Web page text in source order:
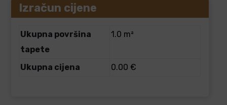
Izračun cijene
Ukupna površina
tapete
1.0 m²
Ukupna cijena 0.00 €